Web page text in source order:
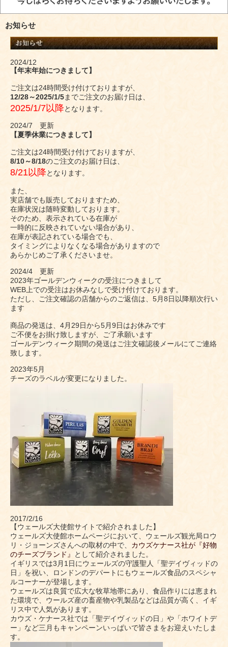
お知らせ
2024/12
【年末年始につきまして】
ご注文は24時間受け付けておりますが、
12/28～2025/1/5までご注文のお届け日は、
2025/1/7以降となります。
2024/7 更新
【夏季休業につきまして】
ご注文は24時間受け付けておりますが、
8/10～8/18のご注文のお届け日は、
8/21以降となります。
また、
実店舗でも販売しておりますため、
在庫状況は随時変動しております。
そのため、表示されている在庫が
一時的に反映されていない場合があり、
在庫が表記されている場合でも、
タイミングによりなくなる場合がありますので
あらかじめご了承くださいませ。
2024/4 更新
2023年ゴールデンウィークの受注につきまして
WEB上での受注はお休みなしで受け付けております。
ただし、ご注文確認の店舗からのご返信は、5月8日以降順次行い
ます
商品の発送は、4月29日から5月9日はお休みです
ご不便をお掛け致しますが、ご了承願います
ゴールデンウィーク期間の発送はご注文確認後メールにてご連絡
致します。
2023年5月
チーズのラベルが変更になりました。
2017/2/16
【ウェールズ大使館サイトで紹介されました】
ウェールズ大使館ホームページにおいて、ウェールズ観光局ロウ
リ・ジョーンズさんへの取材の中で、 カウズケナース社が『好物
のチーズブランド』
として紹介されました。
イギリスでは3月1日にウェールズの守護聖人「聖デイヴィッドの
日」を祝い、ロンドンのデパートにもウェールズ食品のスペシャ
ルコーナーが登場します。
ウェールズは良質で広大な牧草地帯にあり、食品作りには恵まれ
た環境で、ウールズ産の畜産物や乳製品などは品質が高く、イギ
リス中で人気があります。
カウズ・ケナース社では「聖デイヴィッドの日」や「ホワイトデ
ー」など三月もキャンペーンいっぱいで皆さまをお迎えいたしま
す。